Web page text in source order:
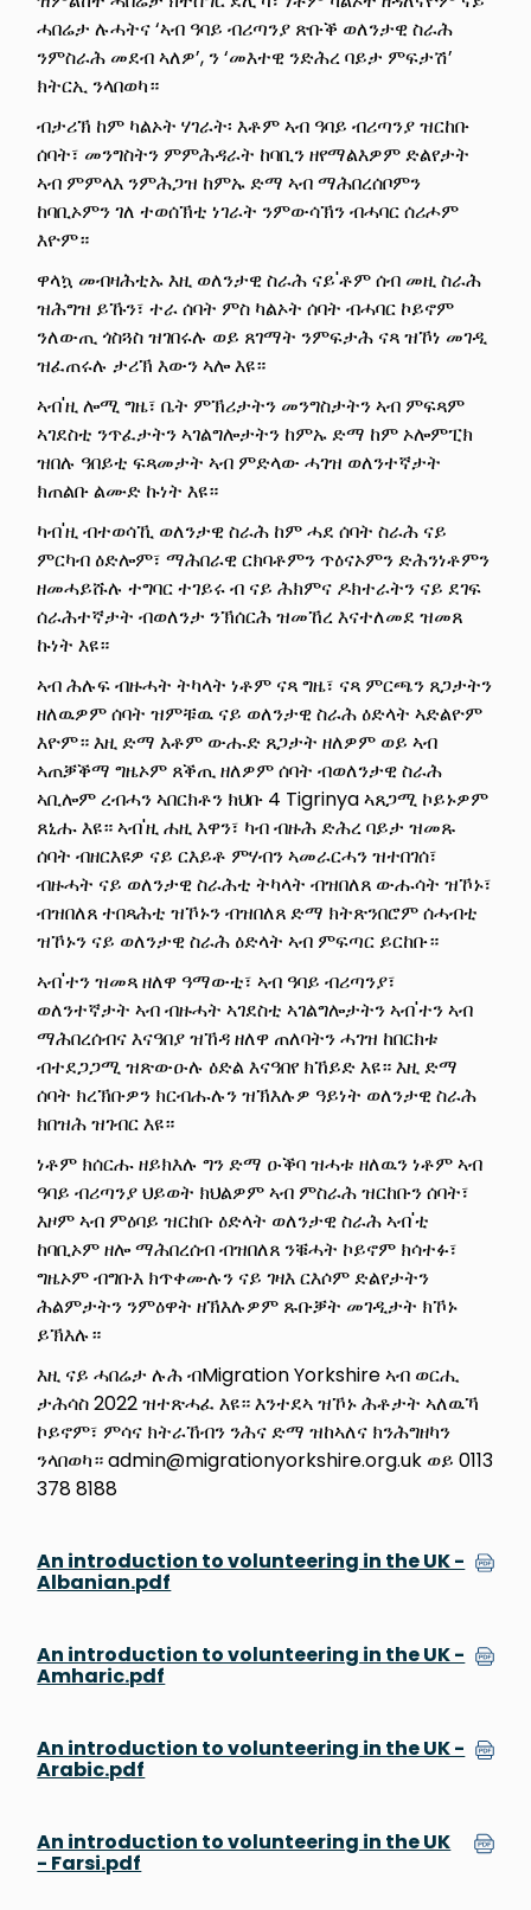
ሓበሬታ ሉሓትና ‘ኣብ ዓባይ ብሪጣንያ ጽቡቕ ወለንታዊ ስራሕ
ንምስራሕ መደብ ኣለዎ’, ን ‘መእተዊ ንድሕረ ባይታ ምፍታሽ’
ክትርኢ ንላበወካ።
ብታሪኽ ከም ካልኦት ሃገራት፡ እቶም ኣብ ዓባይ ብሪጣንያ ዝርከቡ
ሰባት፣ መንግስትን ምምሕዳራት ከባቢን ዘየማልእዎም ድልየታት
ኣብ ምምላእ ንምሕጋዝ ከምኡ ድማ ኣብ ማሕበረሰቦምን
ከባቢኦምን ገለ ተወሰኽቲ ነገራት ንምውሳኽን ብሓባር ሰሪሖም
እዮም።
ዋላኳ መብዛሕቲኡ እዚ ወለንታዊ ስራሕ ናይ'ቶም ሰብ መዚ ስራሕ
ዝሕግዝ ይኹን፣ ተራ ሰባት ምስ ካልኦት ሰባት ብሓባር ኮይኖም
ንለውጢ ጎስጓስ ዝገበሩሉ ወይ ጸገማት ንምፍታሕ ናጻ ዝኾነ መገዲ
ዝፈጠሩሉ ታሪኽ እውን ኣሎ እዩ።
ኣብ'ዚ ሎሚ ግዜ፣ ቤት ምኽሪታትን መንግስታትን ኣብ ምፍጻም
ኣገደስቲ ንጥፈታትን ኣገልግሎታትን ከምኡ ድማ ከም ኦሎምፒክ
ዝበሉ ዓበይቲ ፍጻመታት ኣብ ምድላው ሓገዝ ወለንተኛታት
ክጠልቡ ልሙድ ኩነት እዩ።
ካብ'ዚ ብተወሳኺ ወለንታዊ ስራሕ ከም ሓደ ሰባት ስራሕ ናይ
ምርካብ ዕድሎም፣ ማሕበራዊ ርክባቶምን ጥዕናኦምን ድሕንነቶምን
ዘመሓይሹሉ ተግባር ተገይሩ ብ ናይ ሕክምና ዶክተራትን ናይ ደገፍ
ሰራሕተኛታት ብወለንታ ንኽሰርሕ ዝመኸረ እናተለመደ ዝመጸ
ኩነት እዩ።
ኣብ ሕሉፍ ብዙሓት ትካላት ነቶም ናጻ ግዜ፣ ናጻ ምርጫን ጸጋታትን
ዘለዉዎም ሰባት ዝምቹዉ ናይ ወለንታዊ ስራሕ ዕድላት ኣድልዮም
እዮም። እዚ ድማ እቶም ውሑድ ጸጋታት ዘለዎም ወይ ኣብ
ኣጠቓቕማ ግዜኦም ጸቕጢ ዘለዎም ሰባት ብወለንታዊ ስራሕ
ኣቢሎም ረብሓን ኣበርክቶን ክህቡ 4 Tigrinya ኣጸጋሚ ኮይኑዎም
ጸኒሑ እዩ። ኣብ'ዚ ሐዚ እዋን፣ ካብ ብዙሕ ድሕረ ባይታ ዝመጹ
ሰባት ብዘርእዩዎ ናይ ርእይቶ ምሃብን ኣመራርሓን ዝተበገሰ፣
ብዙሓት ናይ ወለንታዊ ስራሕቲ ትካላት ብዝበለጸ ውሑሳት ዝኾኑ፣
ብዝበለጸ ተበጻሕቲ ዝኾኑን ብዝበለጸ ድማ ክትጽንበሮም ሰሓብቲ
ዝኾኑን ናይ ወለንታዊ ስራሕ ዕድላት ኣብ ምፍጣር ይርከቡ።
ኣብ'ተን ዝመጻ ዘለዋ ዓማውቲ፣ ኣብ ዓባይ ብሪጣንያ፣
ወለንተኛታት ኣብ ብዙሓት ኣገደስቲ ኣገልግሎታትን ኣብ'ተን ኣብ
ማሕበረሰብና እናዓበያ ዝኸዳ ዘለዋ ጠለባትን ሓገዝ ከበርክቱ
ብተደጋጋሚ ዝጽውዑሉ ዕድል እናዓበየ ክኸይድ እዩ። እዚ ድማ
ሰባት ክረኽቡዎን ክርብሑሉን ዝኽእሉዎ ዓይነት ወለንታዊ ስራሕ
ክበዝሕ ዝገብር እዩ።
ነቶም ክሰርሑ ዘይክእሉ ግን ድማ ዑቕባ ዝሓቱ ዘለዉን ነቶም ኣብ
ዓባይ ብሪጣንያ ህይወት ክህልዎም ኣብ ምስራሕ ዝርከቡን ሰባት፣
እዞም ኣብ ምዕባይ ዝርከቡ ዕድላት ወለንታዊ ስራሕ ኣብ'ቲ
ከባቢኦም ዘሎ ማሕበረሰብ ብዝበለጸ ንቑሓት ኮይኖም ክሳተፉ፣
ግዜኦም ብግቡእ ክጥቀሙሉን ናይ ገዛእ ርእሶም ድልየታትን
ሕልምታትን ንምዕዋት ዘኽእሉዎም ጹቡቓት መገዲታት ክኾኑ
ይኽእሉ።
እዚ ናይ ሓበሬታ ሉሕ ብMigration Yorkshire ኣብ ወርሒ
ታሕሳስ 2022 ዝተጽሓፈ እዩ። እንተደኣ ዝኾኑ ሕቶታት ኣለዉኻ
ኮይኖም፣ ምሳና ክትራኸብን ንሕና ድማ ዝከኣለና ክንሕግዘካን
ንላበወካ። admin@migrationyorkshire.org.uk ወይ 0113
378 8188
An introduction to volunteering in the UK -
Albanian.pdf
An introduction to volunteering in the UK -
Amharic.pdf
An introduction to volunteering in the UK -
Arabic.pdf
An introduction to volunteering in the UK
- Farsi.pdf